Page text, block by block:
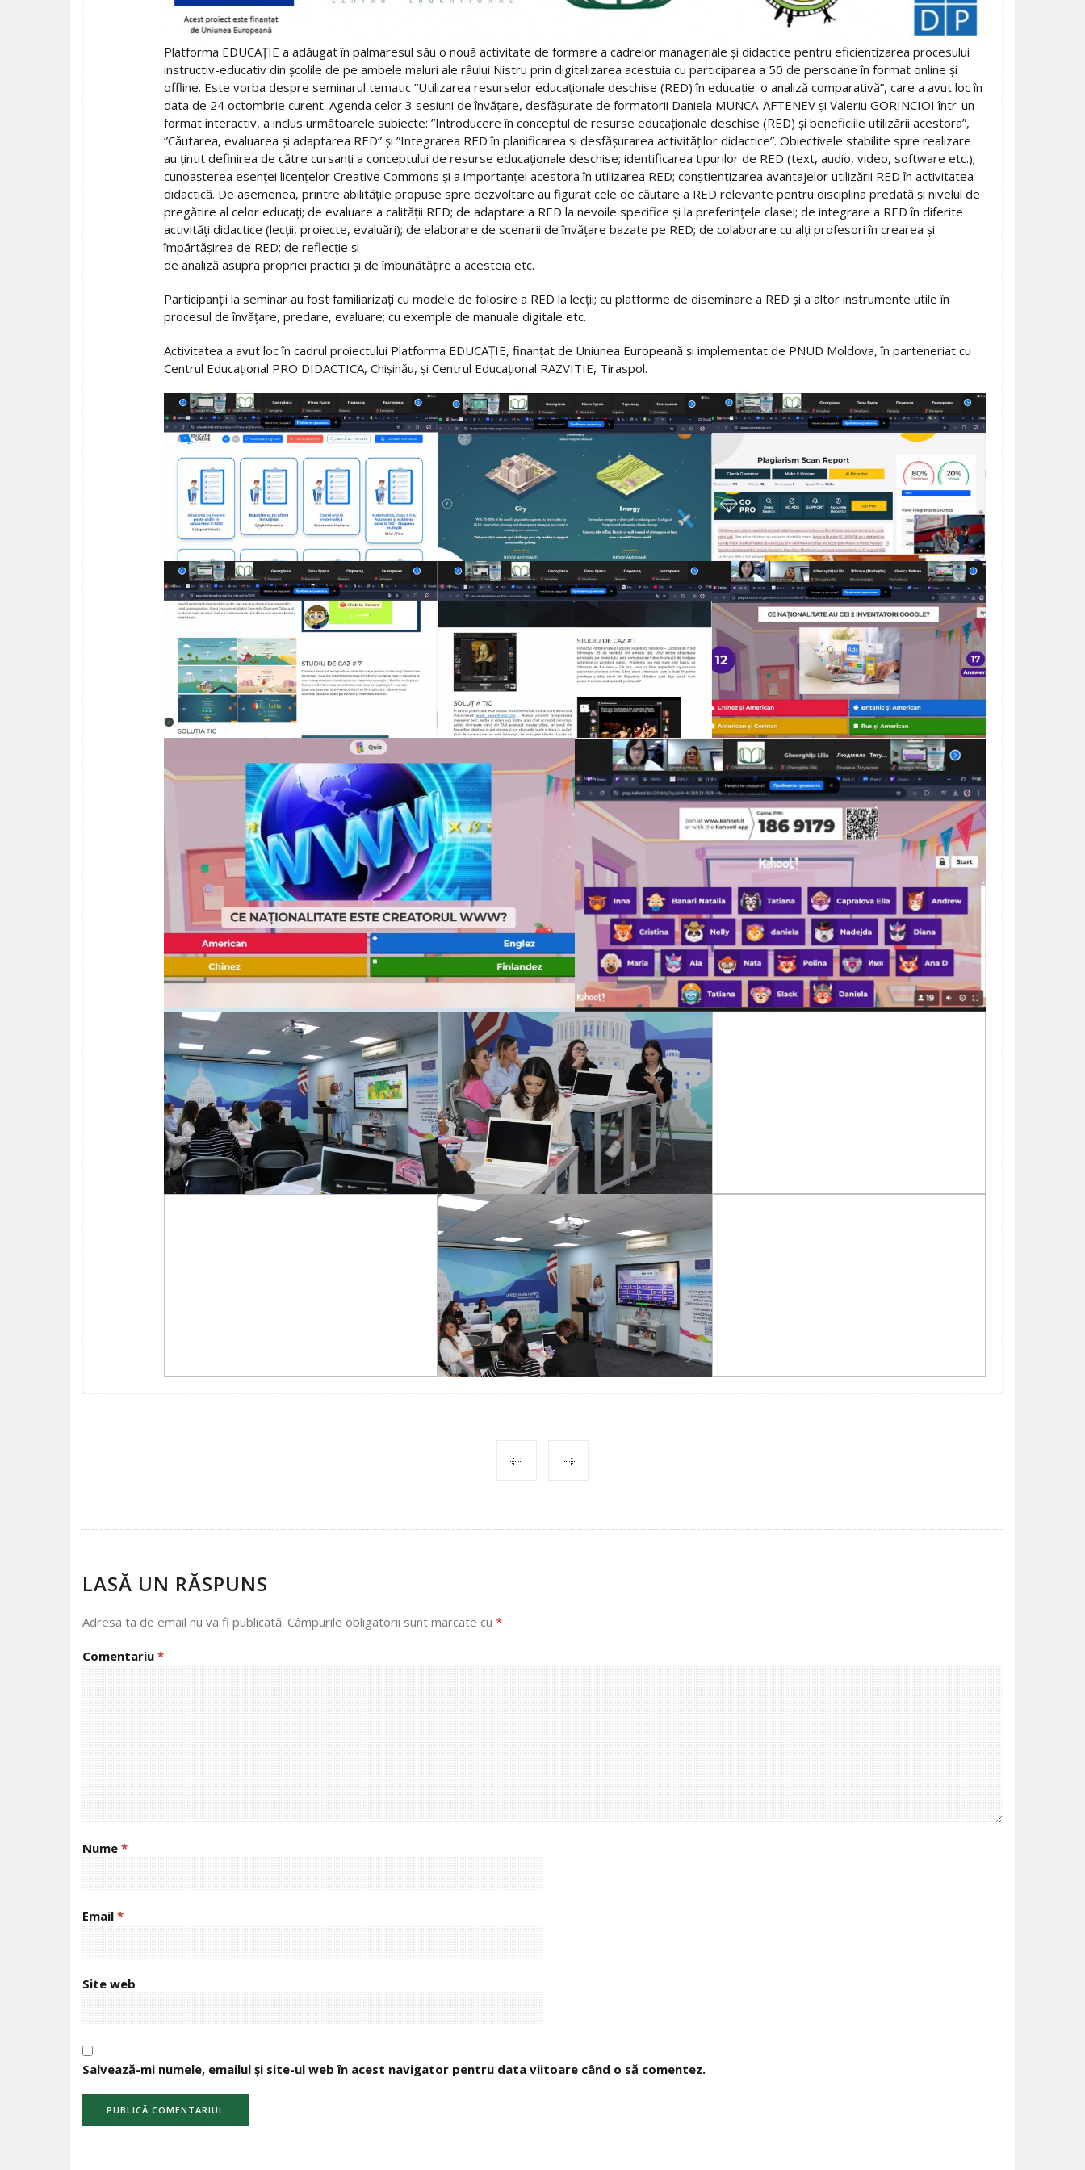
Platforma EDUCAȚIE a adăugat în palmaresul său o nouă activitate de formare a cadrelor manageriale și didactice pentru eficientizarea procesului
instructiv-educativ din școlile de pe ambele maluri ale râului Nistru prin digitalizarea acestuia cu participarea a 50 de persoane în format online și
offline. Este vorba despre seminarul tematic ”Utilizarea resurselor educaționale deschise (RED) în educație: o analiză comparativă”, care a avut loc în
data de 24 octombrie curent. Agenda celor 3 sesiuni de învățare, desfășurate de formatorii Daniela MUNCA-AFTENEV și Valeriu GORINCIOI într-un
format interactiv, a inclus următoarele subiecte: ”Introducere în conceptul de resurse educaționale deschise (RED) și beneficiile utilizării acestora”,
”Căutarea, evaluarea și adaptarea RED” și ”Integrarea RED în planificarea și desfășurarea activităților didactice”. Obiectivele stabilite spre realizare
au țintit definirea de către cursanți a conceptului de resurse educaționale deschise; identificarea tipurilor de RED (text, audio, video, software etc.);
cunoașterea esenței licențelor Creative Commons și a importanței acestora în utilizarea RED; conștientizarea avantajelor utilizării RED în activitatea
didactică. De asemenea, printre abilitățile propuse spre dezvoltare au figurat cele de căutare a RED relevante pentru disciplina predată și nivelul de
pregătire al celor educați; de evaluare a calității RED; de adaptare a RED la nevoile specifice și la preferințele clasei; de integrare a RED în diferite
activități didactice (lecții, proiecte, evaluări); de elaborare de scenarii de învățare bazate pe RED; de colaborare cu alți profesori în crearea și
împărtășirea de RED; de reflecție și
de analiză asupra propriei practici și de îmbunătățire a acesteia etc.
Participanții la seminar au fost familiarizați cu modele de folosire a RED la lecții; cu platforme de diseminare a RED și a altor instrumente utile în
procesul de învățare, predare, evaluare; cu exemple de manuale digitale etc.
Activitatea a avut loc în cadrul proiectului Platforma EDUCAȚIE, finanțat de Uniunea Europeană și implementat de PNUD Moldova, în parteneriat cu
Centrul Educațional PRO DIDACTICA, Chișinău, și Centrul Educațional RAZVITIE, Tiraspol.
NAVIGATION
LASĂ UN RĂSPUNS
Adresa ta de email nu va fi publicată. Câmpurile obligatorii sunt marcate cu *
Comentariu *
Nume *
Email *
Site web
Salvează-mi numele, emailul și site-ul web în acest navigator pentru data viitoare când o să comentez.